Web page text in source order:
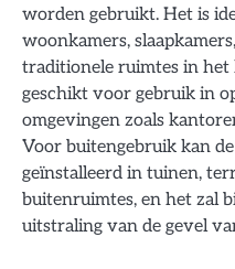
worden gebruikt. Het is
woonkamers,
traditionele ruimtes in het
geschikt voor gebruik in
omgevingen zoals
Voor buitengebruik kan
geïnstalleerd in tuinen,
buitenruimtes, en het zal
uitstraling van de gevel